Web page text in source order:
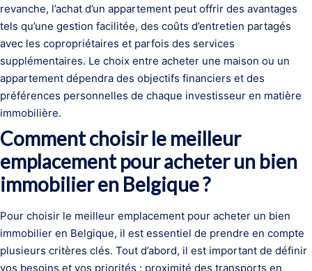
revanche, l’achat d’un appartement peut offrir des avantages
tels qu’une gestion facilitée, des coûts d’entretien partagés
avec les copropriétaires et parfois des services
supplémentaires. Le choix entre acheter une maison ou un
appartement dépendra des objectifs financiers et des
préférences personnelles de chaque investisseur en matière
immobilière.
Comment choisir le meilleur
emplacement pour acheter un bien
immobilier en Belgique ?
Pour choisir le meilleur emplacement pour acheter un bien
immobilier en Belgique, il est essentiel de prendre en compte
plusieurs critères clés. Tout d’abord, il est important de définir
vos besoins et vos priorités : proximité des transports en